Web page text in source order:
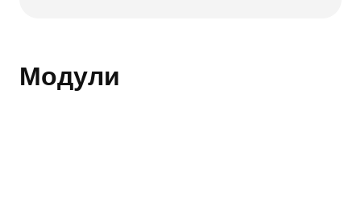
Модули